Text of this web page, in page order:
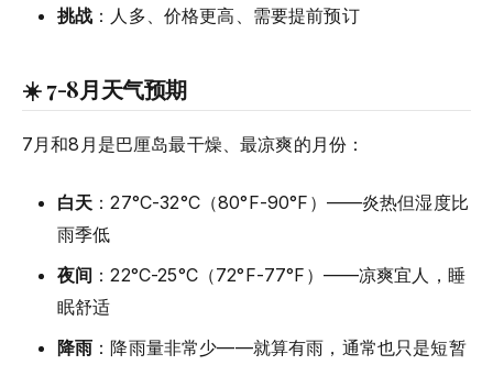
挑战 ：人多、价格更高、需要提前预订
☀️ 7-8月天气预期
7月和8月是巴厘岛最干燥、最凉爽的月份：
白天 ：27°C-32°C（80°F-90°F）——炎热但湿度比
雨季低
夜间 ：22°C-25°C（72°F-77°F）——凉爽宜人，睡
眠舒适
降雨 ：降雨量非常少——就算有雨，通常也只是短暂